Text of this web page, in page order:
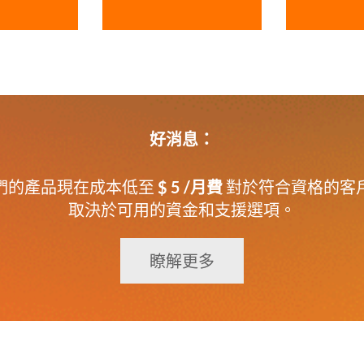
好消息：
的產品現在成本低至 $ 5 /月費 對於符合資格的客
取決於可用的資金和支援選項。
瞭解更多